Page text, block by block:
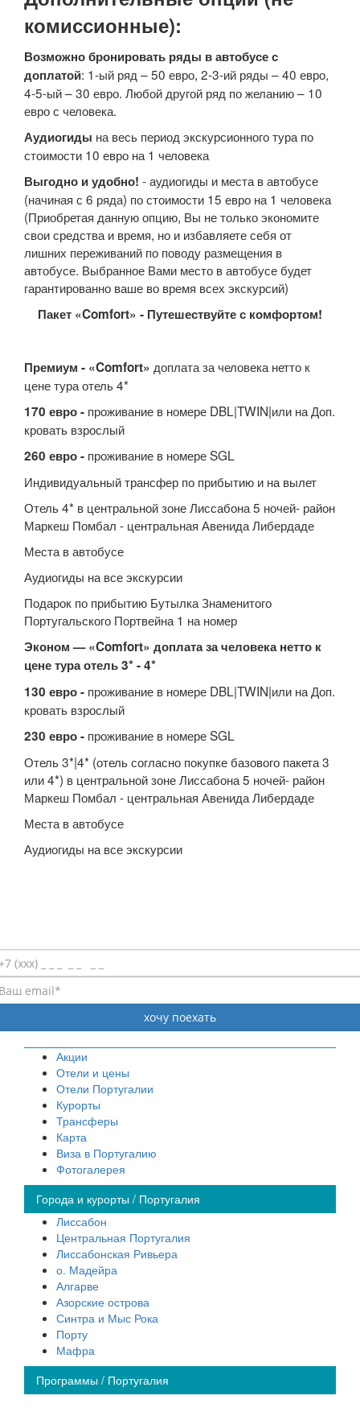
комиссионные):
Возможно бронировать ряды в автобусе с
доплатой: 1-ый ряд – 50 евро, 2-3-ий ряды – 40 евро,
4-5-ый – 30 евро. Любой другой ряд по желанию – 10
евро с человека.
Аудиогиды на весь период экскурсионного тура по
стоимости 10 евро на 1 человека
Выгодно и удобно! - аудиогиды и места в автобусе
(начиная с 6 ряда) по стоимости 15 евро на 1 человека
(Приобретая данную опцию, Вы не только экономите
свои средства и время, но и избавляете себя от
лишних переживаний по поводу размещения в
автобусе. Выбранное Вами место в автобусе будет
гарантированно ваше во время всех экскурсий)
Пакет «Comfort» - Путешествуйте с комфортом!
Премиум - «Comfort» доплата за человека нетто к
цене тура отель 4*
170 евро - проживание в номере DBL|TWIN|или на Доп.
кровать взрослый
260 евро - проживание в номере SGL
Индивидуальный трансфер по прибытию и на вылет
Отель 4* в центральной зоне Лиссабона 5 ночей- район
Маркеш Помбал - центральная Авенида Либердаде
Места в автобусе
Аудиогиды на все экскурсии
Подарок по прибытию Бутылка Знаменитого
Португальского Портвейна 1 на номер
Эконом — «Comfort» доплата за человека нетто к
цене тура отель 3* - 4*
130 евро - проживание в номере DBL|TWIN|или на Доп.
кровать взрослый
230 евро - проживание в номере SGL
Отель 3*|4* (отель согласно покупке базового пакета 3
или 4*) в центральной зоне Лиссабона 5 ночей- район
Маркеш Помбал - центральная Авенида Либердаде
Места в автобусе
Аудиогиды на все экскурсии
Акции
Отели и цены
Отели Португалии
Курорты
Трансферы
Карта
Виза в Португалию
Фотогалерея
Города и курорты / Португалия
Лиссабон
Центральная Португалия
Лиссабонская Ривьера
о. Мадейра
Алгарве
Азорские острова
Синтра и Мыс Рока
Порту
Мафра
Программы / Португалия